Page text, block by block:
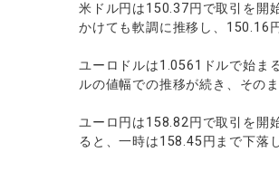
米ドル円は150.37円で取引を開
かけても軟調に推移し、150.16
ユーロドルは1.0561ドルで始ま
ルの値幅での推移が続き、その
ユーロ円は158.82円で取引を開
ると、一時は158.45円まで下落